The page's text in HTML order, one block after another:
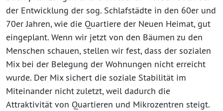
der Entwicklung der sog. Schlafstädte in den 60er und
70er Jahren, wie die Quartiere der Neuen Heimat, gut
eingeplant. Wenn wir jetzt von den Bäumen zu den
Menschen schauen, stellen wir fest, dass der sozialen
Mix bei der Belegung der Wohnungen nicht erreicht
wurde. Der Mix sichert die soziale Stabilität im
Miteinander nicht zuletzt, weil dadurch die
Attraktivität von Quartieren und Mikrozentren steigt.